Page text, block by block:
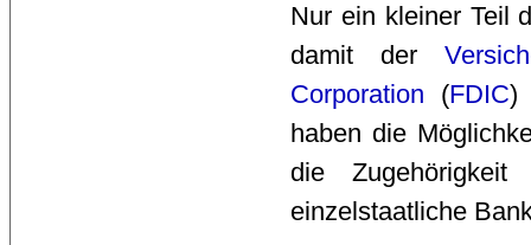
Nur ein kleiner Teil
damit der
Corporation (FDIC)
haben die
die
einzelstaatliche